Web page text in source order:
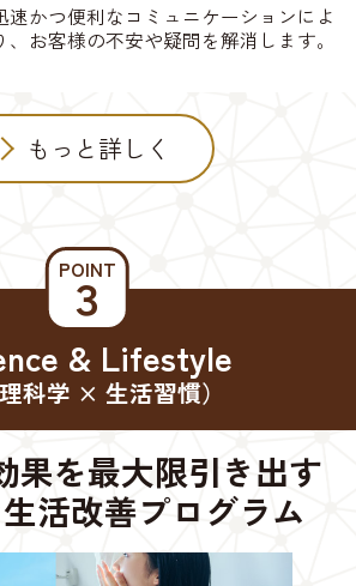
速かつ便利なコミュニケーションによ
、お客様の不安や疑問を解消します。
もっと詳しく
POINT
３
& Lifestyle
理科学 × 生活習慣）
果を最大限引き出す
活改善プログラム